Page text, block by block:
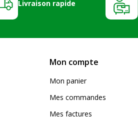
Livraison rapide
Mon compte
Mon panier
Mes commandes
Mes factures